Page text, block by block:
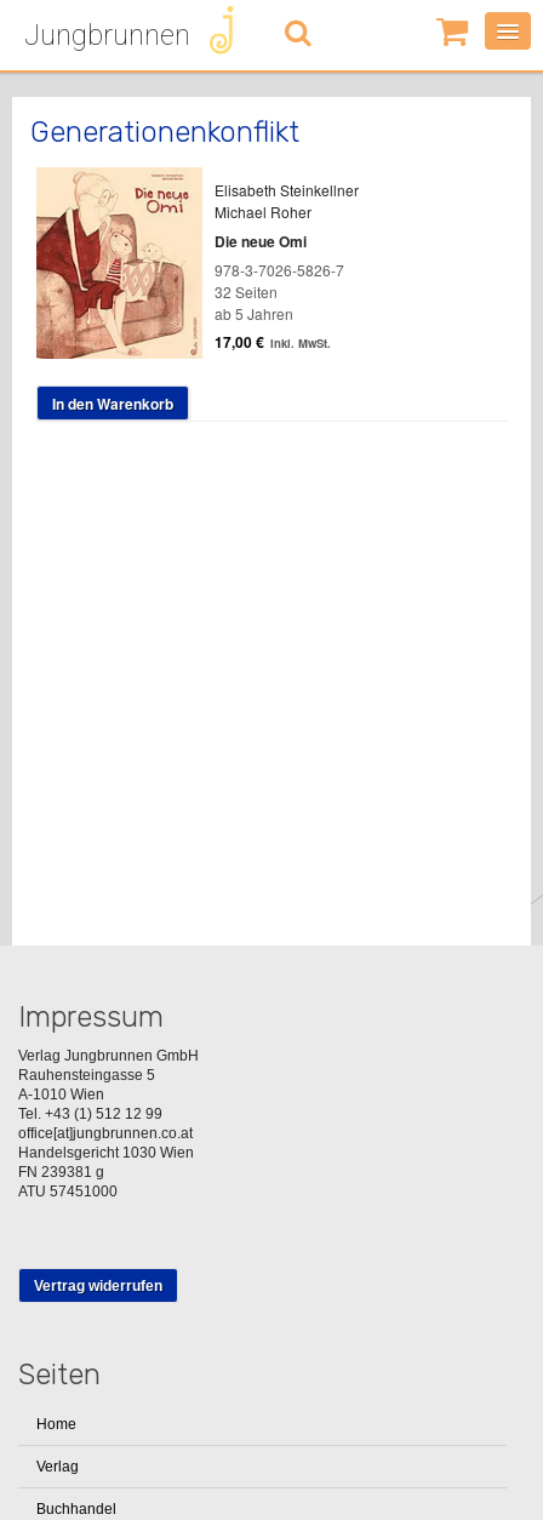
Jungbrunnen
0
Artikel
-
Generationenkonflikt
Elisabeth Steinkellner
Michael Roher
Die neue Omi
978-3-7026-5826-7
32 Seiten
ab 5 Jahren
17,00€ inkl. MwSt.
In den Warenkorb
Impressum
Verlag Jungbrunnen GmbH
Rauhensteingasse 5
A-1010 Wien
Tel. +43 (1) 512 12 99
office[at]jungbrunnen.co.at
Handelsgericht 1030 Wien
FN 239381 g
ATU 57451000
Vertrag widerrufen
Seiten
Home
Verlag
Buchhandel